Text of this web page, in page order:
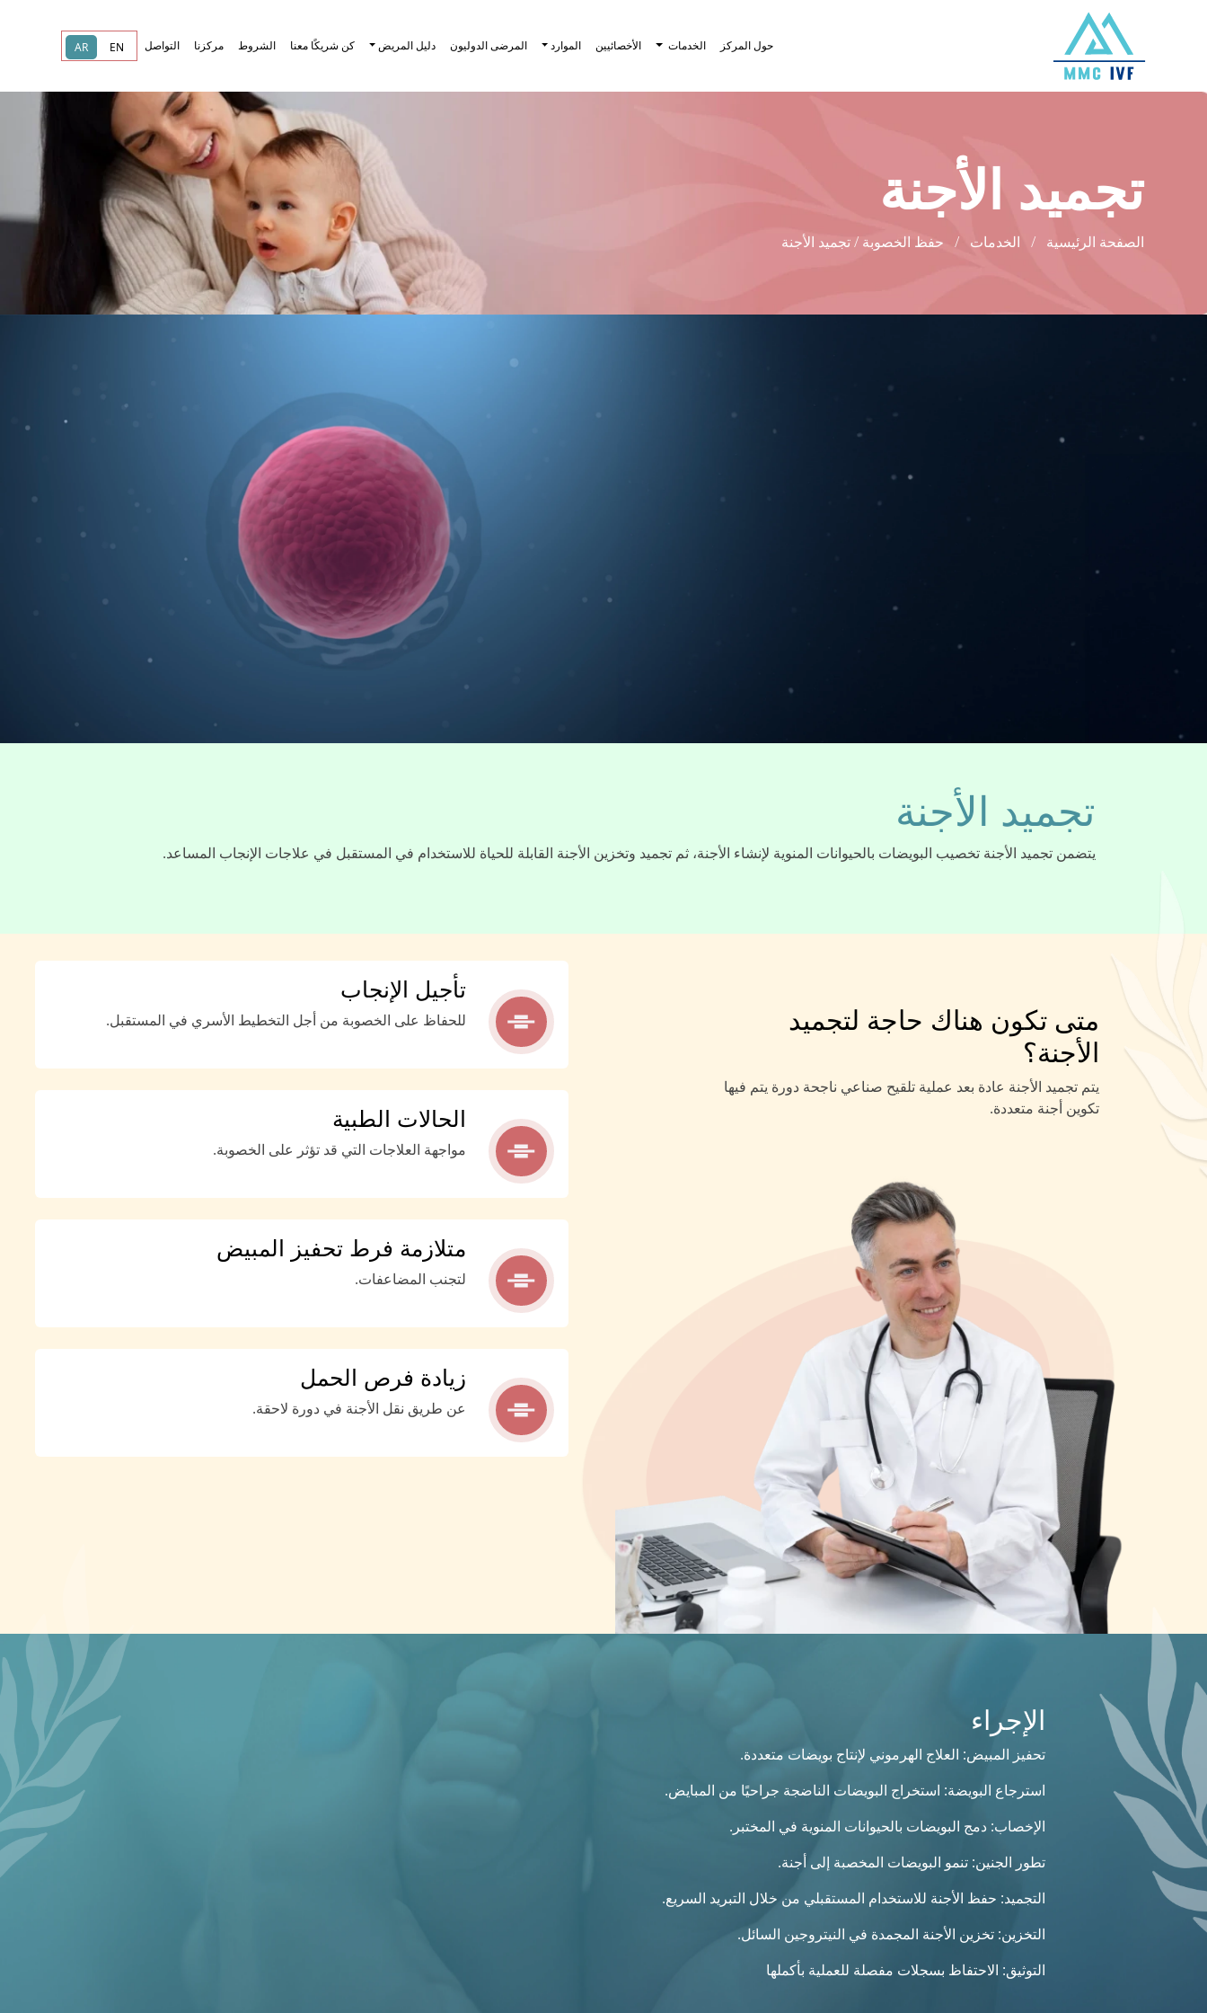
حول المركز الخدمات الأخصائيين الموارد المرضى الدوليون دليل المريض كن شريكًا معنا الشروط مركزنا التواصل EN
AR
تجميد الأجنة
الصفحة الرئيسية الخدمات حفظ الخصوبة / تجميد الأجنة
تجميد الأجنة
يتضمن تجميد الأجنة تخصيب البويضات بالحيوانات المنوية لإنشاء الأجنة، ثم تجميد وتخزين الأجنة القابلة للحياة للاستخدام في المستقبل في علاجات الإنجاب المساعد.
متى تكون هناك حاجة لتجميد
الأجنة؟
يتم تجميد الأجنة عادة بعد عملية تلقيح صناعي ناجحة دورة يتم فيها
تكوين أجنة متعددة.
تأجيل الإنجاب
للحفاظ على الخصوبة من أجل التخطيط الأسري في المستقبل.
الحالات الطبية
مواجهة العلاجات التي قد تؤثر على الخصوبة.
متلازمة فرط تحفيز المبيض
لتجنب المضاعفات.
زيادة فرص الحمل
عن طريق نقل الأجنة في دورة لاحقة.
الإجراء
تحفيز المبيض: العلاج الهرموني لإنتاج بويضات متعددة.
استرجاع البويضة: استخراج البويضات الناضجة جراحيًا من المبايض.
الإخصاب: دمج البويضات بالحيوانات المنوية في المختبر.
تطور الجنين: تنمو البويضات المخصبة إلى أجنة.
التجميد: حفظ الأجنة للاستخدام المستقبلي من خلال التبريد السريع.
التخزين: تخزين الأجنة المجمدة في النيتروجين السائل.
التوثيق: الاحتفاظ بسجلات مفصلة للعملية بأكملها